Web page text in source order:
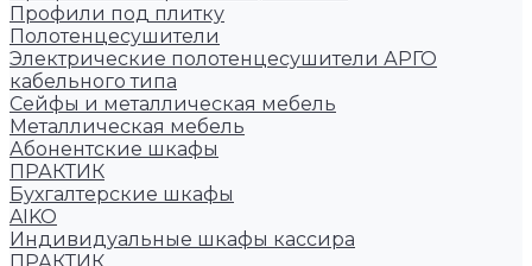
Профили под плитку
Полотенцесушители
Электрические полотенцесушители АРГО
кабельного типа
Сейфы и металлическая мебель
Металлическая мебель
Абонентские шкафы
ПРАКТИК
Бухгалтерские шкафы
AIKO
Индивидуальные шкафы кассира